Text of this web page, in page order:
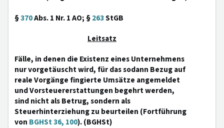
§370Abs. 1 Nr. 1 AO; §263StGB
Leitsatz
Fälle, in denen die Existenz eines Unternehmens
nur vorgetäuscht wird, für das sodann Bezug auf
reale Vorgänge fingierte Umsätze angemeldet
und Vorsteuererstattungen begehrt werden,
sind nicht als Betrug, sondern als
Steuerhinterziehung zu beurteilen (Fortführung
von BGHSt 36, 100). (BGHSt)